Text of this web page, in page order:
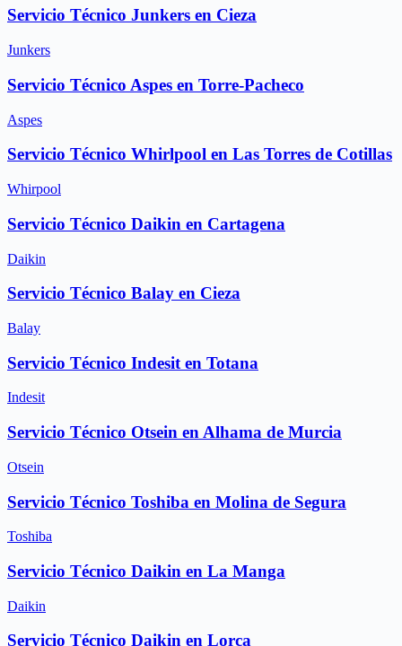
Servicio Técnico Junkers en Cieza
Junkers
Servicio Técnico Aspes en Torre-Pacheco
Aspes
Servicio Técnico Whirlpool en Las Torres de Cotillas
Whirpool
Servicio Técnico Daikin en Cartagena
Daikin
Servicio Técnico Balay en Cieza
Balay
Servicio Técnico Indesit en Totana
Indesit
Servicio Técnico Otsein en Alhama de Murcia
Otsein
Servicio Técnico Toshiba en Molina de Segura
Toshiba
Servicio Técnico Daikin en La Manga
Daikin
Servicio Técnico Daikin en Lorca